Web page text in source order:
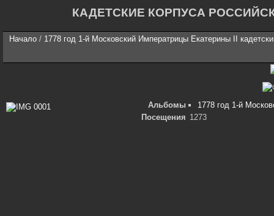
КАДЕТСКИЕ КОРПУСА
Начало / 1778 год 1-й Московский Императрицы Екатерины II
Альбомы
1778 год 1-й
Посещения 1273